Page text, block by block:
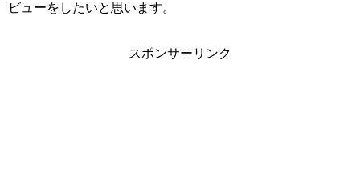
ビューをしたいと思います。
スポンサーリンク